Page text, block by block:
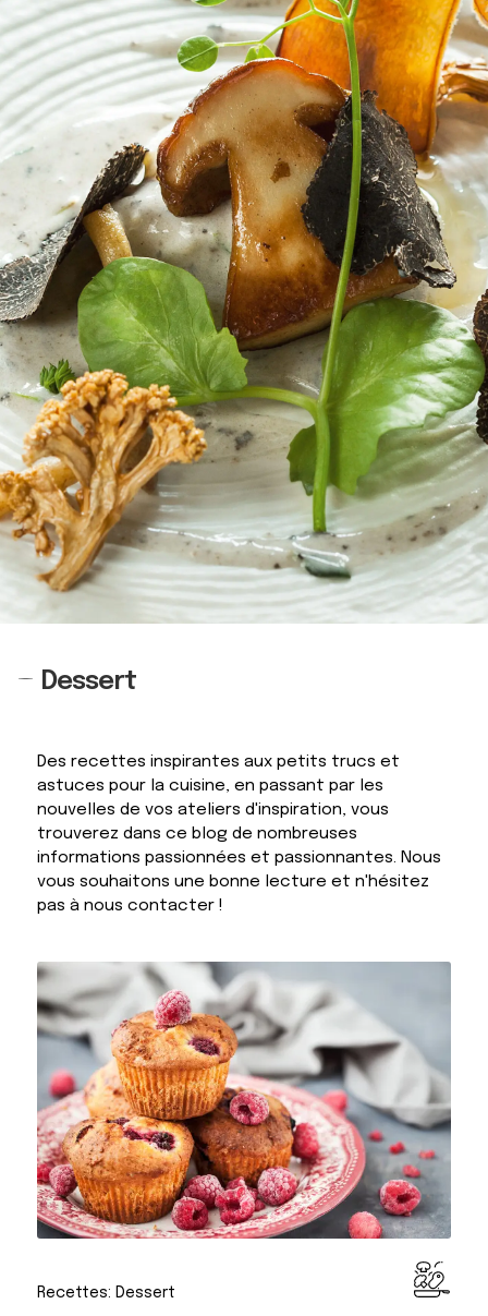
Dessert
Des recettes inspirantes aux petits trucs et
astuces pour la cuisine, en passant par les
nouvelles de vos ateliers d'inspiration, vous
trouverez dans ce blog de nombreuses
informations passionnées et passionnantes. Nous
vous souhaitons une bonne lecture et n'hésitez
pas à nous contacter !
Recettes: Dessert